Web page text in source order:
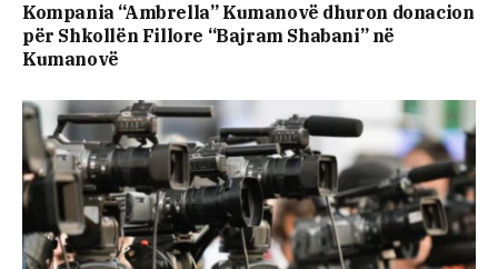
Kompania “Ambrella” Kumanovë dhuron donacion
për Shkollën Fillore “Bajram Shabani” në
Kumanovë